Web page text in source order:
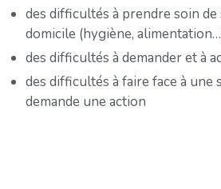
des difficultés à prendre soin de
domicile (hygiène,
des difficultés à demander et à
des difficultés à faire face à une
demande une action